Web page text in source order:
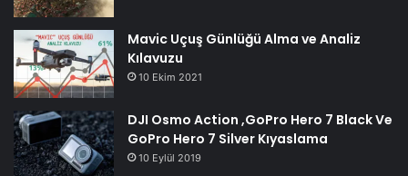
Mavic Uçuş Günlüğü Alma ve Analiz
Kılavuzu
10 Ekim 2021
DJI Osmo Action ,GoPro Hero 7 Black Ve
GoPro Hero 7 Silver Kıyaslama
10 Eylül 2019